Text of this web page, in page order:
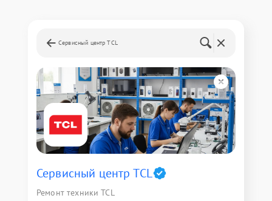
Сервисный центр TCL
Сервисный центр TCL
Ремонт техники TCL